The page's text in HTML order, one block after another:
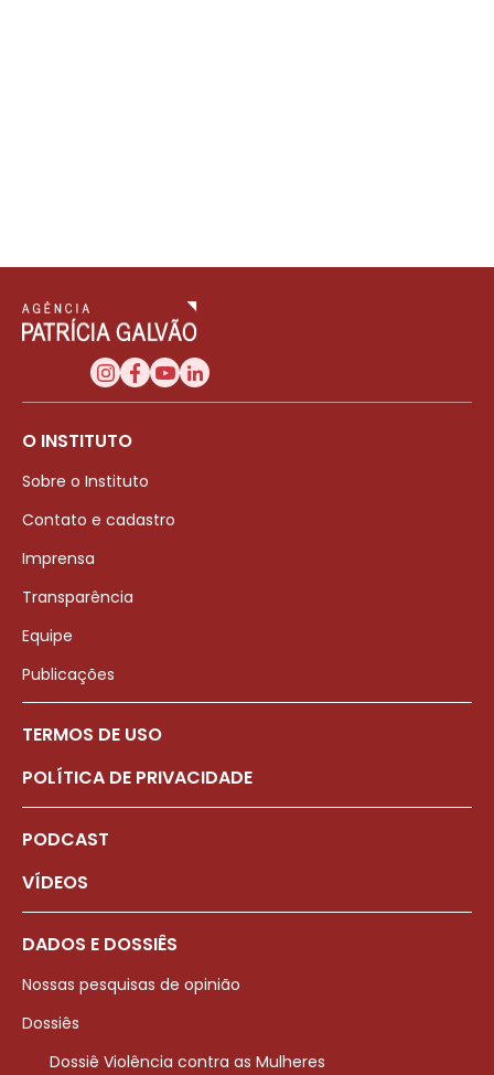
O INSTITUTO
Sobre o Instituto
Contato e cadastro
Imprensa
Transparência
Equipe
Publicações
TERMOS DE USO
POLÍTICA DE PRIVACIDADE
PODCAST
VÍDEOS
DADOS E DOSSIÊS
Nossas pesquisas de opinião
Dossiês
Dossiê Violência contra as Mulheres